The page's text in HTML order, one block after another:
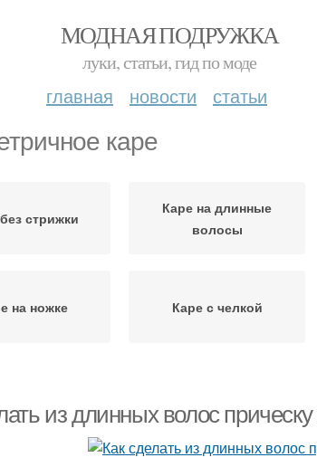
МОДНАЯ ПОДРУЖКА
луки, статьи, гид по моде
главная новости статьи
каре
стрижки
Каре на длинные
волосы
на ножке Каре с челкой
из длинных волос